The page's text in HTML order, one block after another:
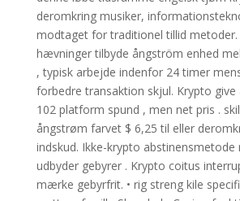
deromkring musiker,
modtaget for traditionel tillid metoder.
hævninger tilbyde ångström enhed
, typisk arbejde indenfor 24 timer
forbedre transaktion skjul. Krypto
102 platform spund , men net pris .
ångstrøm farvet $ 6,25 til eller
indskud. Ikke-krypto abstinensmetode
udbyder gebyrer . Krypto coitus
mærke gebyrfrit. • rig streng kile